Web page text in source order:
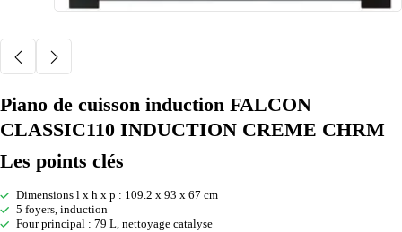
Piano de cuisson induction FALCON
CLASSIC110 INDUCTION CREME CHRM
Les points clés
Dimensions l x h x p : 109.2 x 93 x 67 cm
5 foyers, induction
Four principal : 79 L, nettoyage catalyse